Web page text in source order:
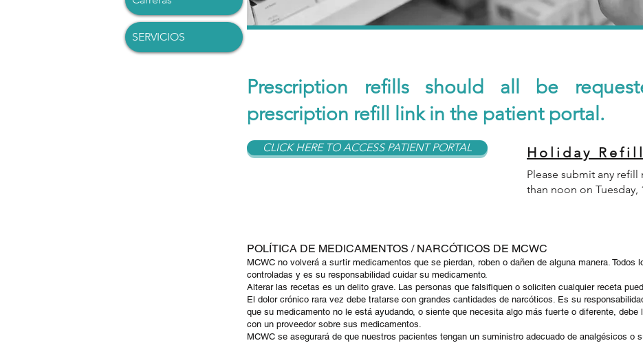
SERVICIOS
Prescription refills should all be
prescription refill link in the patient portal.
CLICK HERE TO ACCESS PATIENT PORTAL Holiday
Please submit any refill
than noon on Tuesday,
POLÍTICA DE MEDICAMENTOS / NARCÓTICOS DE MCWC
MCWC no volverá a surtir medicamentos que se pierdan, roben o dañen de alguna manera. Todos
controladas y es su responsabilidad cuidar su medicamento.
Alterar las recetas es un delito grave. Las personas que falsifiquen o soliciten cualquier receta
El dolor crónico rara vez debe tratarse con grandes cantidades de narcóticos. Es su
que su medicamento no le está ayudando, o siente que necesita algo más fuerte o diferente, debe
con un proveedor sobre sus medicamentos.
MCWC se asegurará de que nuestros pacientes tengan un suministro adecuado de analgésicos o